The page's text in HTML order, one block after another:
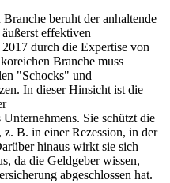
beruht der anhaltende
effektiven
durch die Expertise von
Branche muss
"Schocks" und
In dieser Hinsicht ist die
Sie schützt die
B. in einer Rezession, in der
hinaus wirkt sie sich
da die Geldgeber wissen,
abgeschlossen hat.